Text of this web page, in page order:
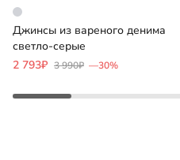
Джинсы из вареного денима
светло-серые
2 793₽ 3 990₽ —30%